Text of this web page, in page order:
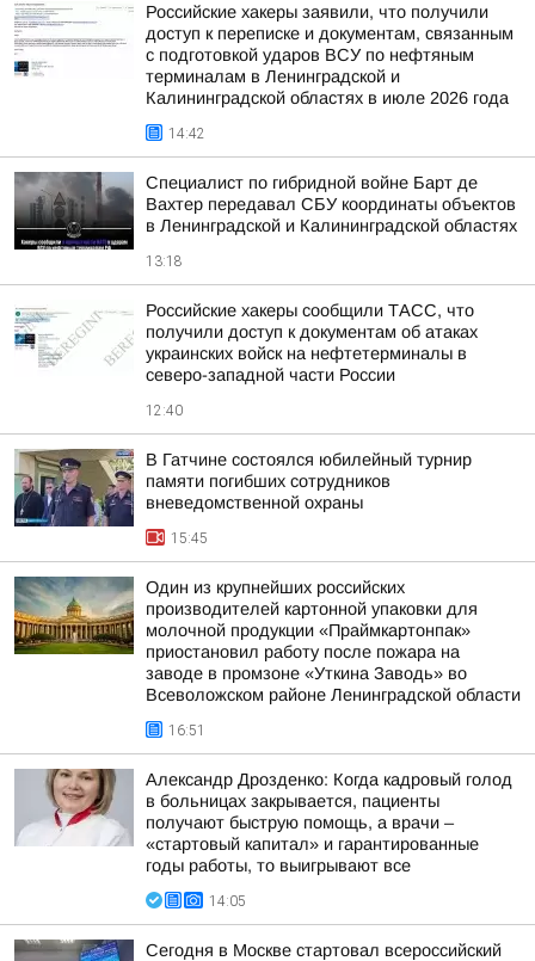
Российские хакеры заявили, что получили
доступ к переписке и документам, связанным
с подготовкой ударов ВСУ по нефтяным
терминалам в Ленинградской и
Калининградской областях в июле 2026 года
14:42
Специалист по гибридной войне Барт де
Вахтер передавал СБУ координаты объектов
в Ленинградской и Калининградской областях
13:18
Российские хакеры сообщили ТАСС, что
получили доступ к документам об атаках
украинских войск на нефтетерминалы в
северо-западной части России
12:40
В Гатчине состоялся юбилейный турнир
памяти погибших сотрудников
вневедомственной охраны
15:45
Один из крупнейших российских
производителей картонной упаковки для
молочной продукции «Праймкартонпак»
приостановил работу после пожара на
заводе в промзоне «Уткина Заводь» во
Всеволожском районе Ленинградской области
16:51
Александр Дрозденко: Когда кадровый голод
в больницах закрывается, пациенты
получают быструю помощь, а врачи –
«стартовый капитал» и гарантированные
годы работы, то выигрывают все
14:05
Сегодня в Москве стартовал всероссийский